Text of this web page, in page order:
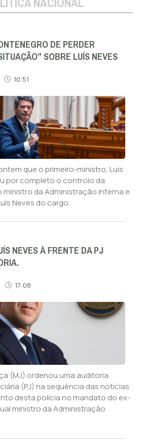
DE PERDER
SOBRE LUÍS NEVES
10:51
que o primeiro-ministro, Luís
por completo o controlo da
da Administração Interna e
Neves do cargo.
NEVES À FRENTE DA PJ
17:08
(MJ) ordenou uma auditoria
(PJ) na sequência das notícias
desta polícia no mandato do ex-
ministro da Administração